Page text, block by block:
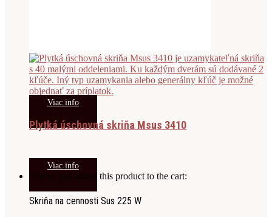
Viac info
Plytká úschovná skriňa Msus 3410
Viac info
You've just added this product to the cart:
Skriňa na cennosti Sus 225 W